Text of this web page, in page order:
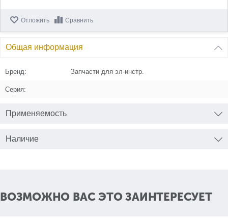
Отложить Сравнить
Общая информация
Бренд: Запчасти для эл-инстр.
Серия:
Применяемость
Наличие
ВОЗМОЖНО ВАС ЭТО ЗАИНТЕРЕСУЕТ